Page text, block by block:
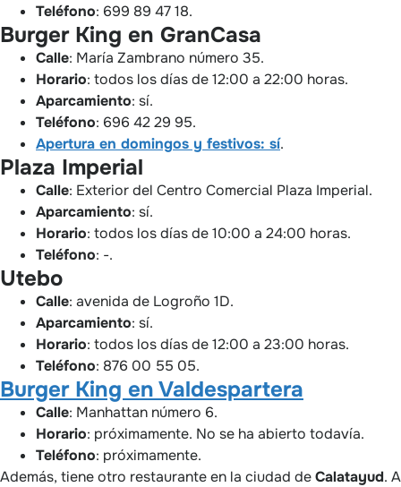
Teléfono: 699 89 47 18.
Burger King en GranCasa
Calle: María Zambrano número 35.
Horario: todos los días de 12:00 a 22:00 horas.
Aparcamiento: sí.
Teléfono: 696 42 29 95.
Apertura en domingos y festivos: sí.
Plaza Imperial
Calle: Exterior del Centro Comercial Plaza Imperial.
Aparcamiento: sí.
Horario: todos los días de 10:00 a 24:00 horas.
Teléfono: -.
Utebo
Calle: avenida de Logroño 1D.
Aparcamiento: sí.
Horario: todos los días de 12:00 a 23:00 horas.
Teléfono: 876 00 55 05.
Burger King en Valdespartera
Calle: Manhattan número 6.
Horario: próximamente. No se ha abierto todavía.
Teléfono: próximamente.
Además, tiene otro restaurante en la ciudad deCalatayud.